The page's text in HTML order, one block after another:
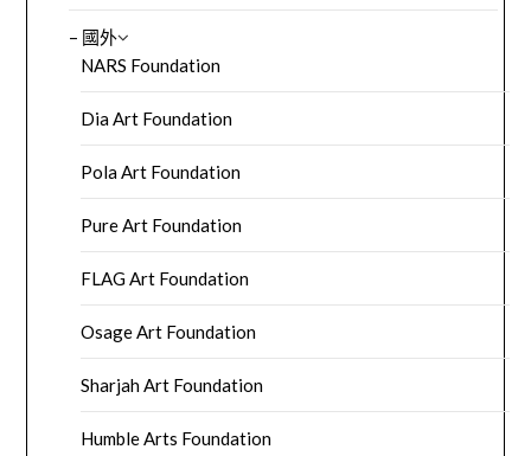
– 國外
NARS Foundation
Dia Art Foundation
Pola Art Foundation
Pure Art Foundation
FLAG Art Foundation
Osage Art Foundation
Sharjah Art Foundation
Humble Arts Foundation